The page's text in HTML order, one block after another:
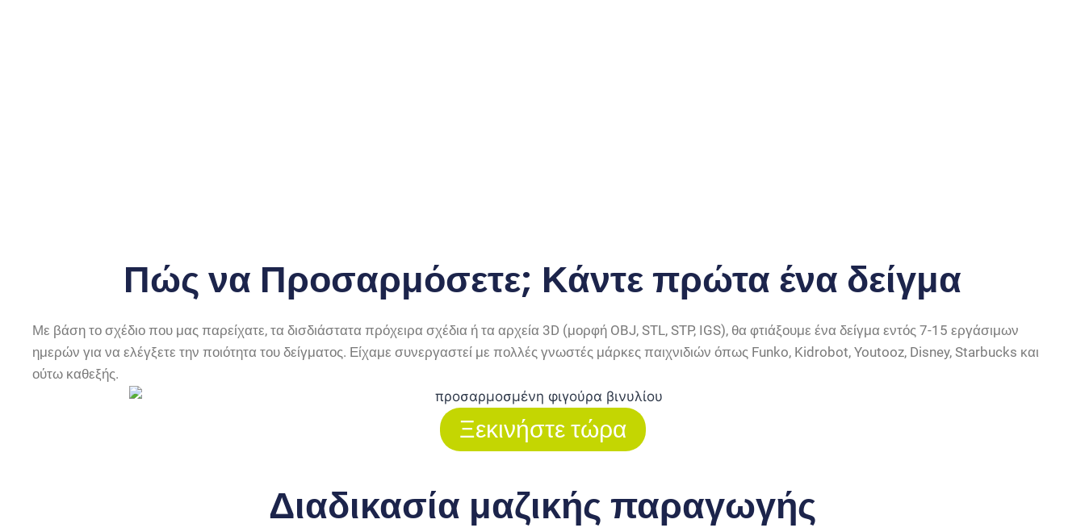
Πώς να Προσαρμόσετε; Κάντε πρώτα ένα δείγμα
Με βάση το σχέδιο που μας παρείχατε, τα δισδιάστατα πρόχειρα σχέδια ή τα αρχεία 3D (μορφή OBJ, STL, STP, IGS), θα φτιάξουμε ένα δείγμα εντός 7-15 εργάσιμων
ημερών για να ελέγξετε την ποιότητα του δείγματος. Είχαμε συνεργαστεί με πολλές γνωστές μάρκες παιχνιδιών όπως Funko, Kidrobot, Youtooz, Disney, Starbucks και
ούτω καθεξής.
Ξεκινήστε τώρα
Διαδικασία μαζικής παραγωγής